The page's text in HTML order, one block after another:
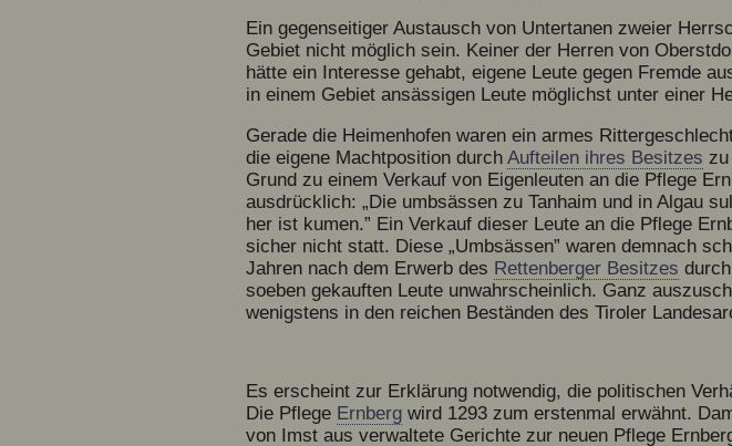
Ein gegenseitiger Austausch von Untertanen zweier
Gebiet nicht möglich sein. Keiner der Herren von
hätte ein Interesse gehabt, eigene Leute gegen Fremde
in einem Gebiet ansässigen Leute möglichst unter einer
Gerade die Heimenhofen waren ein armes
die eigene Machtposition durch Aufteilen ihres Besitzes
Grund zu einem Verkauf von Eigenleuten an die Pflege
ausdrücklich: „Die umbsässen zu Tanhaim und in Algau
her ist kumen.” Ein Verkauf dieser Leute an die Pflege
sicher nicht statt. Diese „Umbsässen” waren demnach
Jahren nach dem Erwerb des Rettenberger Besitzes
soeben gekauften Leute unwahrscheinlich. Ganz
wenigstens in den reichen Beständen des Tiroler
Es erscheint zur Erklärung notwendig, die politischen
Die Pflege Ernberg wird 1293 zum erstenmal erwähnt.
von Imst aus verwaltete Gerichte zur neuen Pflege